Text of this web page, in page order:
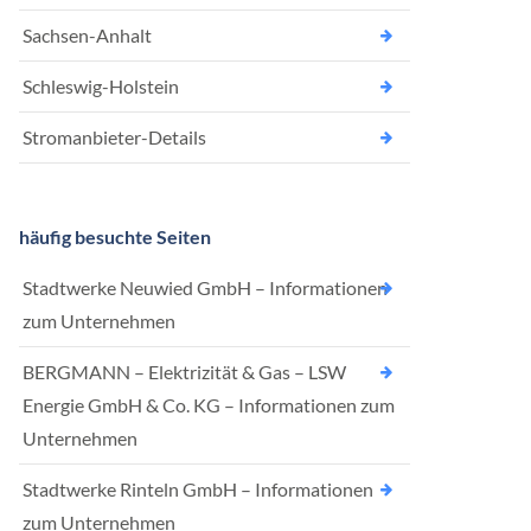
Sachsen-Anhalt
Schleswig-Holstein
Stromanbieter-Details
häufig besuchte Seiten
Stadtwerke Neuwied GmbH – Informationen
zum Unternehmen
BERGMANN – Elektrizität & Gas – LSW
Energie GmbH & Co. KG – Informationen zum
Unternehmen
Stadtwerke Rinteln GmbH – Informationen
zum Unternehmen